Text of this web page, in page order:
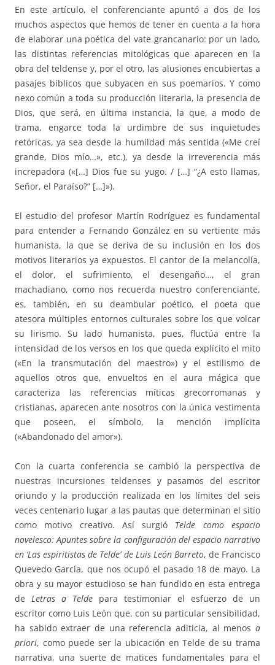
En este artículo, el conferenciante apuntó a dos de los
muchos aspectos que hemos de tener en cuenta a la hora
de elaborar una poética del vate grancanario: por un lado,
las distintas referencias mitológicas que aparecen en la
obra del teldense y, por el otro, las alusiones encubiertas a
pasajes bíblicos que subyacen en sus poemarios. Y como
nexo común a toda su producción literaria, la presencia de
Dios, que será, en última instancia, la que, a modo de
trama, engarce toda la urdimbre de sus inquietudes
retóricas, ya sea desde la humildad más sentida («Me creí
grande, Dios mío…», etc.), ya desde la irreverencia más
increpadora («[…] Dios fue su yugo. / […] “¿A esto llamas,
Señor, el Paraíso?” […]»).
El estudio del profesor Martín Rodríguez es fundamental
para entender a Fernando González en su vertiente más
humanista, la que se deriva de su inclusión en los dos
motivos literarios ya expuestos. El cantor de la melancolía,
el dolor, el sufrimiento, el desengaño…, el gran
machadiano, como nos recuerda nuestro conferenciante,
es, también, en su deambular poético, el poeta que
atesora múltiples entornos culturales sobre los que volcar
su lirismo. Su lado humanista, pues, fluctúa entre la
intensidad de los versos en los que queda explícito el mito
(«En la transmutación del maestro») y el estilismo de
aquellos otros que, envueltos en el aura mágica que
caracteriza las referencias míticas grecorromanas y
cristianas, aparecen ante nosotros con la única vestimenta
que poseen, el símbolo, la mención implícita
(«Abandonado del amor»).
Con la cuarta conferencia se cambió la perspectiva de
nuestras incursiones teldenses y pasamos del escritor
oriundo y la producción realizada en los límites del seis
veces centenario lugar a las pautas que determinan el sitio
como motivo creativo. Así surgió Telde como espacio
novelesco: Apuntes sobre la configuración del espacio narrativo
en ‘Las espiritistas de Telde’ de Luis León Barreto, de Francisco
Quevedo García, que nos ocupó el pasado 18 de mayo. La
obra y su mayor estudioso se han fundido en esta entrega
de Letras a Telde para testimoniar el esfuerzo de un
escritor como Luis León que, con su particular sensibilidad,
ha sabido extraer de una referencia aditicia, al menos a
priori, como puede ser la ubicación en Telde de su trama
narrativa, una suerte de matices fundamentales para el